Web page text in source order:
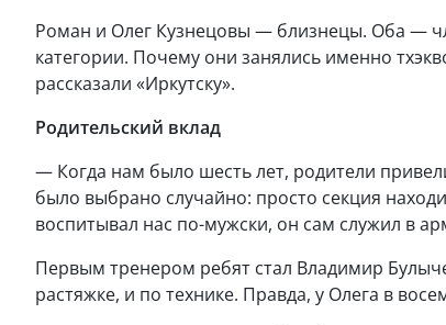
Роман и Олег Кузнецовы — близнецы. Оба —
категории. Почему они занялись именно
рассказали «Иркутску».
Родительский вклад
— Когда нам было шесть лет, родители
было выбрано случайно: просто секция
воспитывал нас по-мужски, он сам служил в
Первым тренером ребят стал Владимир
растяжке, и по технике. Правда, у Олега в